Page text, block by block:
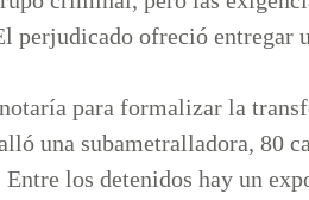
perjudicado ofreció entregar
para formalizar la
una subametralladora, 80
los detenidos hay un